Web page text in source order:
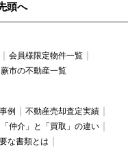
頭へ
会員様限定物件一覧
蕨市の不動産一覧
例
不動産売却査定実績
「仲介」と「買取」の違い
な書類とは